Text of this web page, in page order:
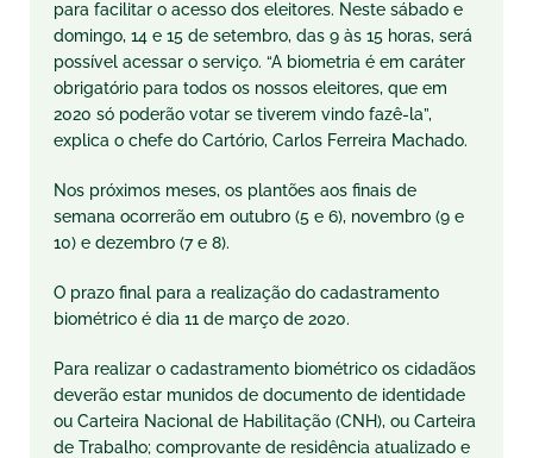
para facilitar o acesso dos eleitores. Neste sábado e
domingo, 14 e 15 de setembro, das 9 às 15 horas, será
possível acessar o serviço. “A biometria é em caráter
obrigatório para todos os nossos eleitores, que em
2020 só poderão votar se tiverem vindo fazê-la”,
explica o chefe do Cartório, Carlos Ferreira Machado.
Nos próximos meses, os plantões aos finais de
semana ocorrerão em outubro (5 e 6), novembro (9 e
10) e dezembro (7 e 8).
O prazo final para a realização do cadastramento
biométrico é dia 11 de março de 2020.
Para realizar o cadastramento biométrico os cidadãos
deverão estar munidos de documento de identidade
ou Carteira Nacional de Habilitação (CNH), ou Carteira
de Trabalho; comprovante de residência atualizado e